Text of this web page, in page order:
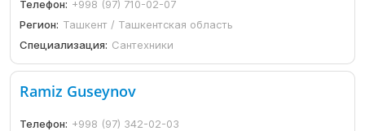
Телефон: +998 (97) 710-02-07
Регион: Ташкент / Ташкентская область
Специализация: Сантехники
Ramiz Guseynov
Телефон: +998 (97) 342-02-03